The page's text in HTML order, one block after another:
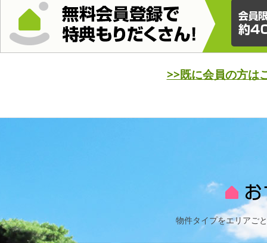
>>既に会員の方は
物件タイプをエリアご